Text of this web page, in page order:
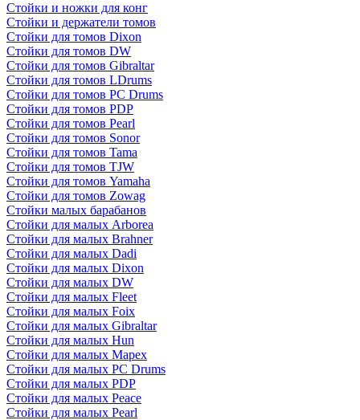
Стойки и ножки для конг
Стойки и держатели томов
Стойки для томов Dixon
Стойки для томов DW
Стойки для томов Gibraltar
Стойки для томов LDrums
Стойки для томов PC Drums
Стойки для томов PDP
Стойки для томов Pearl
Стойки для томов Sonor
Стойки для томов Tama
Стойки для томов TJW
Стойки для томов Yamaha
Стойки для томов Zowag
Стойки малых барабанов
Стойки для малых Arborea
Стойки для малых Brahner
Стойки для малых Dadi
Стойки для малых Dixon
Стойки для малых DW
Стойки для малых Fleet
Стойки для малых Foix
Стойки для малых Gibraltar
Стойки для малых Hun
Стойки для малых Mapex
Стойки для малых PC Drums
Стойки для малых PDP
Стойки для малых Peace
Стойки для малых Pearl